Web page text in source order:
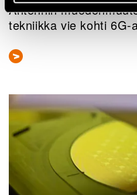
Antennin
tekniikka vie kohti 6G-